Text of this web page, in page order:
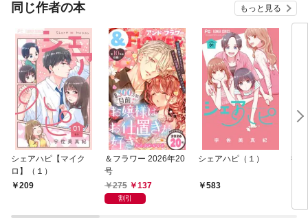
同じ作者の本 もっと見る
シェアハピ【マイク
ロ】（１）
209
＆フラワー 2026年20
号
275
137
割引
シェアハピ（１）
583
御